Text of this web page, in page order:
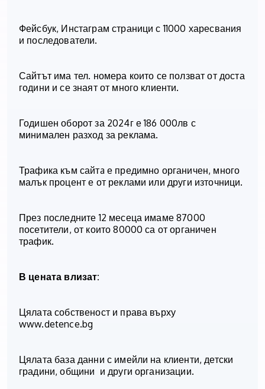
Фейсбук, Инстаграм страници с 11000 харесвания
и последователи.
Сайтът има тел. номера които се ползват от доста
години и се знаят от много клиенти.
Годишен оборот за 2024г е 186 000лв с
минимален разход за реклама.
Трафика към сайтa е предимно органичен, много
малък процент е от реклами или други източници.
През последните 12 месеца имаме 87000
посетители, от които 80000 са от органичен
трафик.
В цената влизат:
Цялата собственост и права върху
www.detence.bg
Цялата база данни с имейли на клиенти, детски
градини, общини и други организации.